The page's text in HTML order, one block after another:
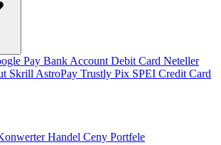
Pay Bank Account Debit Card Neteller
Skrill AstroPay Trustly Pix SPEI Credit Card
Handel Ceny Portfele